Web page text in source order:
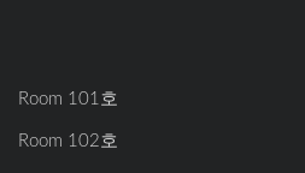
Room 101호
Room 102호